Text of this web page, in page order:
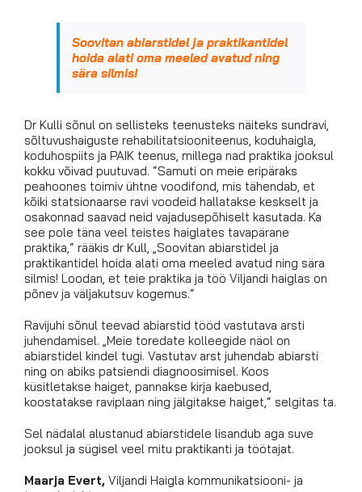
Soovitan abiarstidel ja praktikantidel
hoida alati oma meeled avatud ning
sära silmis!
Dr Kulli sõnul on sellisteks teenusteks näiteks sundravi,
sõltuvushaiguste rehabilitatsiooniteenus, koduhaigla,
koduhospiits ja PAIK teenus, millega nad praktika jooksul
kokku võivad puutuvad. “Samuti on meie eripäraks
peahoones toimiv ühtne voodifond, mis tähendab, et
kõiki statsionaarse ravi voodeid hallatakse keskselt ja
osakonnad saavad neid vajadusepõhiselt kasutada. Ka
see pole täna veel teistes haiglates tavapärane
praktika,“ rääkis dr Kull, „Soovitan abiarstidel ja
praktikantidel hoida alati oma meeled avatud ning sära
silmis! Loodan, et teie praktika ja töö Viljandi haiglas on
põnev ja väljakutsuv kogemus.“
Ravijuhi sõnul teevad abiarstid tööd vastutava arsti
juhendamisel. „Meie toredate kolleegide näol on
abiarstidel kindel tugi. Vastutav arst juhendab abiarsti
ning on abiks patsiendi diagnoosimisel. Koos
küsitletakse haiget, pannakse kirja kaebused,
koostatakse raviplaan ning jälgitakse haiget,“ selgitas ta.
Sel nädalal alustanud abiarstidele lisandub aga suve
jooksul ja sügisel veel mitu praktikanti ja töötajat.
Maarja Evert, Viljandi Haigla kommunikatsiooni- ja